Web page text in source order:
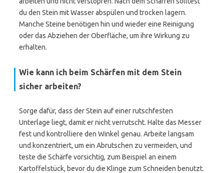
du den Stein mit Wasser abspülen und trocken lagern.
Manche Steine benötigen hin und wieder eine Reinigung
oder das Abziehen der Oberfläche, um ihre Wirkung zu
erhalten.
Wie kann ich beim Schärfen mit dem Stein
sicher arbeiten?
Sorge dafür, dass der Stein auf einer rutschfesten
Unterlage liegt, damit er nicht verrutscht. Halte das Messer
fest und kontrolliere den Winkel genau. Arbeite langsam
und konzentriert, um ein Abrutschen zu vermeiden, und
teste die Schärfe vorsichtig, zum Beispiel an einem
Kartoffelstück, bevor du die Klinge zum Schneiden benutzt.